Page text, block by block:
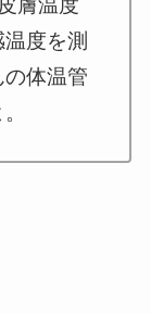
膚温度
度を測
体温管